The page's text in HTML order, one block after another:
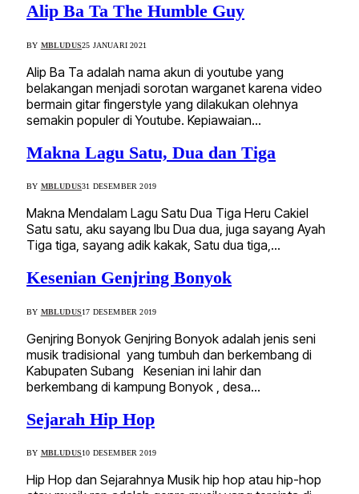
Alip Ba Ta The Humble Guy
BY MBLUDUS25 JANUARI 2021
Alip Ba Ta adalah nama akun di youtube yang
belakangan menjadi sorotan warganet karena video
bermain gitar fingerstyle yang dilakukan olehnya
semakin populer di Youtube. Kepiawaian…
Makna Lagu Satu, Dua dan Tiga
BY MBLUDUS31 DESEMBER 2019
Makna Mendalam Lagu Satu Dua Tiga Heru Cakiel
Satu satu, aku sayang Ibu Dua dua, juga sayang Ayah
Tiga tiga, sayang adik kakak, Satu dua tiga,…
Kesenian Genjring Bonyok
BY MBLUDUS17 DESEMBER 2019
Genjring Bonyok Genjring Bonyok adalah jenis seni
musik tradisional yang tumbuh dan berkembang di
Kabupaten Subang Kesenian ini lahir dan
berkembang di kampung Bonyok , desa…
Sejarah Hip Hop
BY MBLUDUS10 DESEMBER 2019
Hip Hop dan Sejarahnya Musik hip hop atau hip-hop